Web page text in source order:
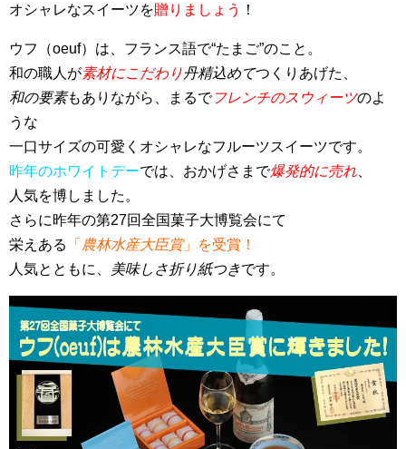
オシャレなスイーツを贈りましょう ！
ウフ（oeuf）は、フランス語で“たまご”のこと。
和の職人が素材にこだわり丹精込めてつくりあげた、
和の要素もありながら、まるでフレンチのスウィーツのよ
うな
一口サイズの可愛くオシャレなフルーツスイーツです。
昨年のホワイトデーでは、おかげさまで爆発的に売れ
人気を博しました。
さらに昨年の第27回全国菓子大博覧会にて
栄えある
「 農林水産大臣賞」を受賞！
人気とともに、 美味しさ折り紙つきです。